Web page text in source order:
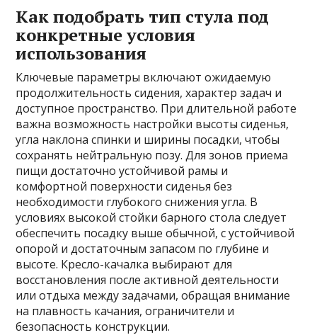
Как подобрать тип стула под
конкретные условия
использования
Ключевые параметры включают ожидаемую
продолжительность сидения, характер задач и
доступное пространство. При длительной работе
важна возможность настройки высоты сиденья,
угла наклона спинки и ширины посадки, чтобы
сохранять нейтральную позу. Для зонов приема
пищи достаточно устойчивой рамы и
комфортной поверхности сиденья без
необходимости глубокого снижения угла. В
условиях высокой стойки барного стола следует
обеспечить посадку выше обычной, с устойчивой
опорой и достаточным запасом по глубине и
высоте. Кресло-качалка выбирают для
восстановления после активной деятельности
или отдыха между задачами, обращая внимание
на плавность качания, ограничители и
безопасность конструкции.